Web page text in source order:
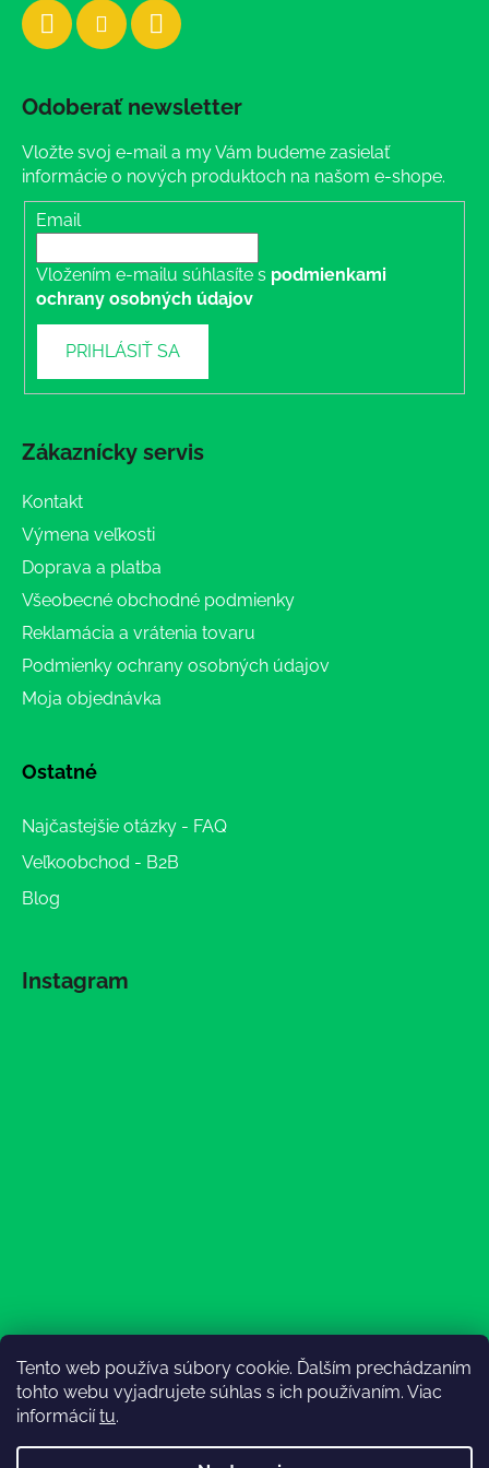
Tento web používa súbory cookie. Ďalším prechádzaním
tohto webu vyjadrujete súhlas s ich používaním. Viac
informáciítu.
Odoberať newsletter
Vložte svoj e-mail a my Vám budeme zasielať
informácie o nových produktoch na našom e-shope.
Email
Vložením e-mailu súhlasíte s podmienkami
ochrany osobných údajov
PRIHLÁSIŤ SA
Zákaznícky servis
Kontakt
Výmena veľkosti
Doprava a platba
Všeobecné obchodné podmienky
Reklamácia a vrátenia tovaru
Podmienky ochrany osobných údajov
Moja objednávka
Ostatné
Najčastejšie otázky - FAQ
Veľkoobchod - B2B
Blog
Instagram
Sledovať na Instagrame